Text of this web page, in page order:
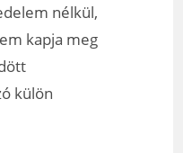
nélkül,
kapja meg
külön